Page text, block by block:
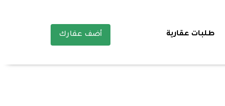
طلبات عقارية أضف عقارك